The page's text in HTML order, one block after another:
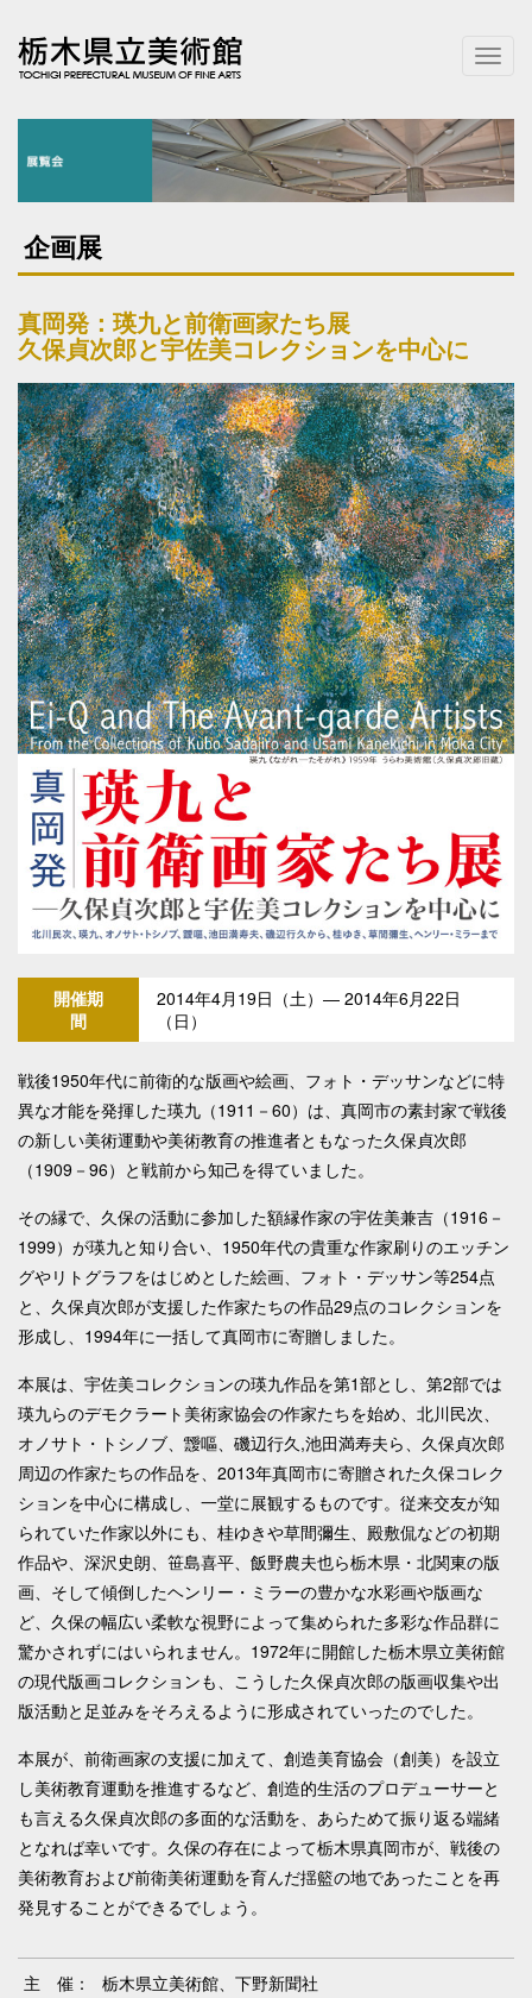
T
g
l
e
n
i
o
n
企画展
真岡発：瑛九と前衛画家たち展
久保貞次郎と宇佐美コレクションを中心に
開催期
間
2014年4月19日（土）― 2014年6月22日
（日）
戦後1950年代に前衛的な版画や絵画、フォト・デッサンなどに特
異な才能を発揮した瑛九（1911－60）は、真岡市の素封家で戦後
の新しい美術運動や美術教育の推進者ともなった久保貞次郎
（1909－96）と戦前から知己を得ていました。
その縁で、久保の活動に参加した額縁作家の宇佐美兼吉（1916－
1999）が瑛九と知り合い、1950年代の貴重な作家刷りのエッチン
グやリトグラフをはじめとした絵画、フォト・デッサン等254点
と、久保貞次郎が支援した作家たちの作品29点のコレクションを
形成し、1994年に一括して真岡市に寄贈しました。
本展は、宇佐美コレクションの瑛九作品を第1部とし、第2部では
瑛九らのデモクラート美術家協会の作家たちを始め、北川民次、
オノサト・トシノブ、靉嘔、磯辺行久,池田満寿夫ら、久保貞次郎
周辺の作家たちの作品を、2013年真岡市に寄贈された久保コレク
ションを中心に構成し、一堂に展観するものです。従来交友が知
られていた作家以外にも、桂ゆきや草間彌生、殿敷侃などの初期
作品や、深沢史朗、笹島喜平、飯野農夫也ら栃木県・北関東の版
画、そして傾倒したヘンリー・ミラーの豊かな水彩画や版画な
ど、久保の幅広い柔軟な視野によって集められた多彩な作品群に
驚かされずにはいられません。1972年に開館した栃木県立美術館
の現代版画コレクションも、こうした久保貞次郎の版画収集や出
版活動と足並みをそろえるように形成されていったのでした。
本展が、前衛画家の支援に加えて、創造美育協会（創美）を設立
し美術教育運動を推進するなど、創造的生活のプロデューサーと
も言える久保貞次郎の多面的な活動を、あらためて振り返る端緒
となれば幸いです。久保の存在によって栃木県真岡市が、戦後の
美術教育および前衛美術運動を育んだ揺籃の地であったことを再
発見することができるでしょう。
主 催： 栃木県立美術館、下野新聞社